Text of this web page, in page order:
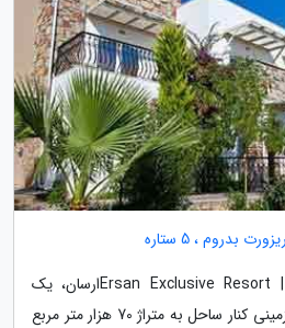
بدروم ، 5 ستاره
هتل ارسان ریزورت بدروم | Ersan Exclusive Resortارسان، یک
ریزورت 5 ستاره است که در زمینی کنار ساحل به متراژ 70 هزار متر مربع